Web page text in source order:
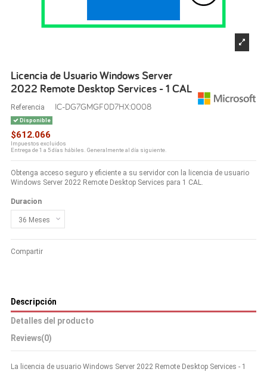
Licencia de Usuario Windows Server
2022 Remote Desktop Services - 1 CAL
Referencia IC-DG7GMGF0D7HX:0008
Disponible
$612.066
Impuestos excluidos
Entrega de 1 a 5 días hábiles. Generalmente al día siguiente.
Obtenga acceso seguro y eficiente a su servidor con la licencia de usuario
Windows Server 2022 Remote Desktop Services para 1 CAL.
Duracion
Compartir
Descripción
Detalles del producto
Reviews(0)
La licencia de usuario Windows Server 2022 Remote Desktop Services - 1